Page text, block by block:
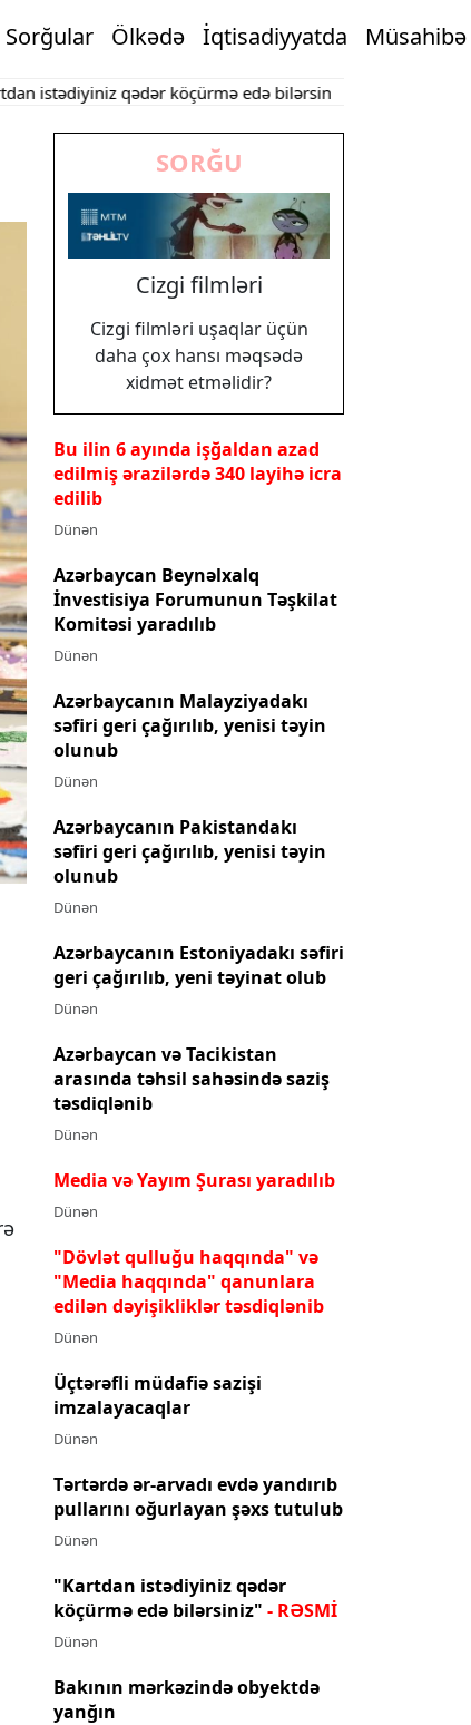
Sorğular Ölkədə İqtisadiyyatda Müsahibə
qədər köçürmə edə bilərsiniz" Bakının mərkəzində
SORĞU
Cizgi filmləri
Cizgi filmləri uşaqlar üçün
daha çox hansı məqsədə
xidmət etməlidir?
Bu ilin 6 ayında işğaldan azad
edilmiş ərazilərdə 340 layihə icra
edilib
Dünən
Azərbaycan Beynəlxalq
İnvestisiya Forumunun Təşkilat
Komitəsi yaradılıb
Dünən
Azərbaycanın Malayziyadakı
səfiri geri çağırılıb, yenisi təyin
olunub
Dünən
Azərbaycanın Pakistandakı
səfiri geri çağırılıb, yenisi təyin
olunub
Dünən
Azərbaycanın Estoniyadakı səfiri
geri çağırılıb, yeni təyinat olub
Dünən
Azərbaycan və Tacikistan
arasında təhsil sahəsində saziş
təsdiqlənib
Dünən
Media və Yayım Şurası yaradılıb
Dünən
"Dövlət qulluğu haqqında" və
"Media haqqında" qanunlara
edilən dəyişikliklər təsdiqlənib
Dünən
Üçtərəfli müdafiə sazişi
imzalayacaqlar
Dünən
Tərtərdə ər-arvadı evdə yandırıb
pullarını oğurlayan şəxs tutulub
Dünən
"Kartdan istədiyiniz qədər
köçürmə edə bilərsiniz" - RƏSMİ
Dünən
Bakının mərkəzində obyektdə
yanğın